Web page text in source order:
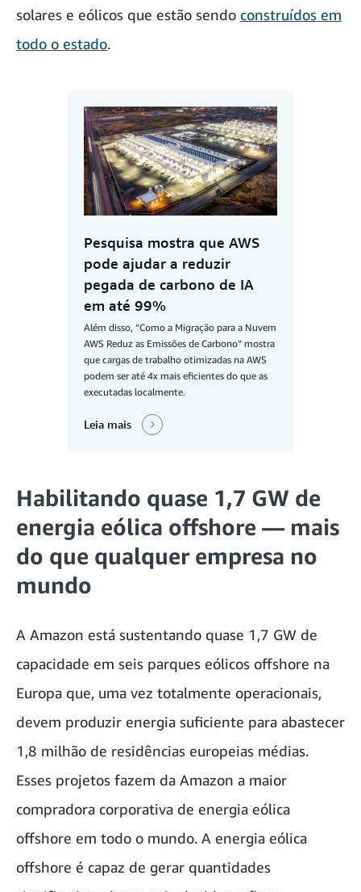
solares e eólicos que estão sendo construídos em
todo o estado.
Pesquisa mostra que AWS
pode ajudar a reduzir
pegada de carbono de IA
em até 99%
Além disso, “Como a Migração para a Nuvem
AWS Reduz as Emissões de Carbono” mostra
que cargas de trabalho otimizadas na AWS
podem ser até 4x mais eficientes do que as
executadas localmente.
Leia mais
Habilitando quase 1,7 GW de
energia eólica offshore — mais
do que qualquer empresa no
mundo
A Amazon está sustentando quase 1,7 GW de
capacidade em seis parques eólicos offshore na
Europa que, uma vez totalmente operacionais,
devem produzir energia suficiente para abastecer
1,8 milhão de residências europeias médias.
Esses projetos fazem da Amazon a maior
compradora corporativa de energia eólica
offshore em todo o mundo. A energia eólica
offshore é capaz de gerar quantidades